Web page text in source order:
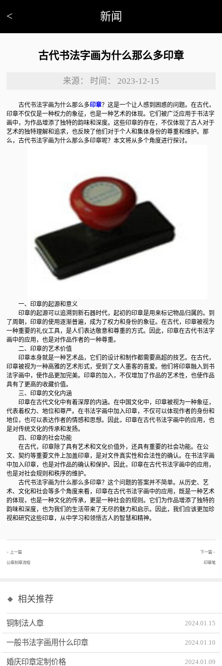
< 新闻
古代书法字画为什么那么多印章
来源： 时间： 2023-12-15
古代书法字画为什么那么多印章？这是一个让人感到困惑的问题。在古代，
印章不仅仅是一种权力的象征，也是一种艺术的体现。它们被广泛应用于书法字
画中，为作品增添了独特的韵味和深度。这些印章的存在，不仅体现了古人对于
艺术的独特理解和追求，也反映了他们对于个人和集体身份的尊重和维护。那
么，古代书法字画为什么那么多印章呢？本文将从多个角度进行探讨。
一、印章的起源和意义
印章的起源可以追溯到新石器时代，起初的印章是用来标记物品归属的。到
了周朝，印章的使用逐渐普遍，成为了权力和身份的象征。在古代，印章被视为
一种重要的礼仪工具，是人们表达敬意和尊重的方式。因此，印章在古代书法字
画中的应用，也是对作品作者的一种尊重。
二、印章的艺术价值
印章本身就是一种艺术品，它们的设计和制作都需要高超的技艺。在古代，
印章被视为一种高雅的艺术形式，受到了文人墨客的喜爱。他们将印章融入到书
法字画中，使作品更加完美。印章的加入，不仅增加了作品的艺术性，也使作品
具有了更高的收藏价值。
三、印章的文化内涵
印章在古代文化中有着深厚的内涵。在中国文化中，印章被视为一种象征，
代表着权力、地位和尊严。在书法字画中加入印章，不仅可以体现作者的身份和
地位，也可以表达作者的情感和思想。因此，印章在古代书法字画中的应用，也
是对传统文化的传承和发扬。
四、印章的社会功能
在古代，印章除了具有艺术和文化价值外，还具有重要的社会功能。在公
文、契约等重要文件上加盖印章，是对文件真实性和合法性的确认。在书法字画
中加入印章，也是对作品的确认和保护。因此，印章在古代书法字画中的应用，
也是对社会规则和秩序的维护。
古代书法字画为什么那么多印章？这个问题的答案并不简单。从历史、艺
术、文化和社会等多个角度来看，印章在古代书法字画中的应用，既是一种艺术
的体现，也是一种文化的传承，更是一种社会的规则。它们为作品增添了独特的
韵味和深度，也为我们的生活带来了无尽的魅力和启示。因此，我们应该更加珍
视和研究这些印章，从中学习和领悟古人的智慧和精神。‍
< 上一篇
公章刻章流程
下一篇 >
印章笔
相关推荐
铜制法人章 2024.01.15
一般书法字画用什么印章 2024.01.10
婚庆印章定制价格 2024.01.09